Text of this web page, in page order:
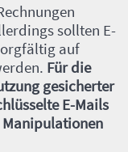
sollten E-
auf
Für die
gesicherter
E-Mails